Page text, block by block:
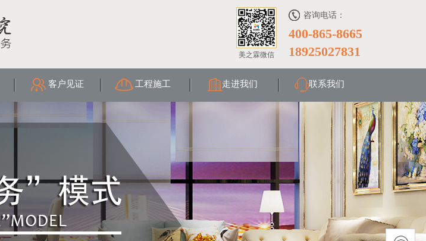
400-865-8665
18925027831
咨询电话：
美之霖微信
客户见证 工程施工 走进我们 联系我们